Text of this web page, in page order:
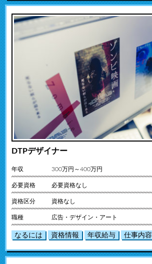
DTPデザイナー
年収 300万円～400万円
必要資格 必要資格なし
資格区分 資格なし
職種 広告・デザイン・アート
なるには 資格情報 年収給与 仕事内容